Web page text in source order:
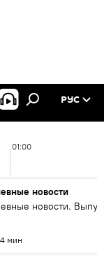
РУС
01:00
новости
новости.
4 мин